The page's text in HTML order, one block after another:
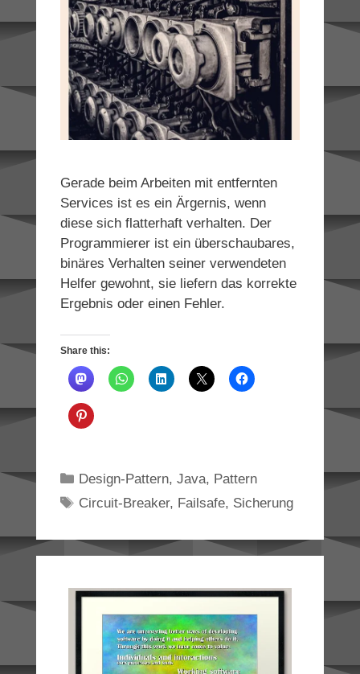
Gerade beim Arbeiten mit entfernten
Services ist es ein Ärgernis, wenn
diese sich flatterhaft verhalten. Der
Programmierer ist ein überschaubares,
binäres Verhalten seiner verwendeten
Helfer gewohnt, sie liefern das korrekte
Ergebnis oder einen Fehler.
Share this:
Categories
Design-Pattern, Java, Pattern
Tags
Circuit-Breaker, Failsafe, Sicherung